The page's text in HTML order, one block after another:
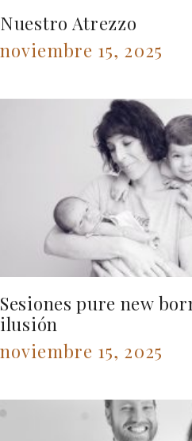
Nuestro Atrezzo
noviembre 15, 2025
Sesiones pure new
ilusión
noviembre 15, 2025